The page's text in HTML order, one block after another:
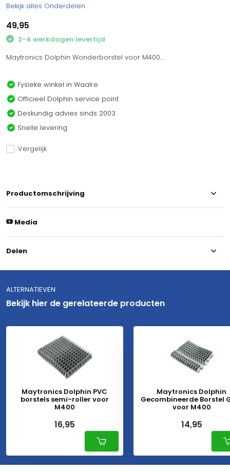
Bekijk alles Onderdelen
49,95
2-4 werkdagen levertijd
Maytronics Dolphin Wonderborstel voor M400...
Fysieke winkel in Waalre
Officieel Dolphin service point
Deskundig advies sinds 2003
Snelle levering
Vergelijk
Productomschrijving
Media
Delen
ALTERNATIEVEN
Bekijk hier de gerelateerde producten
Maytronics Dolphin PVC
borstels semi-roller voor
M400
16,95
Maytronics Dolphin
Gecombineerde Borstel
voor M400
14,95